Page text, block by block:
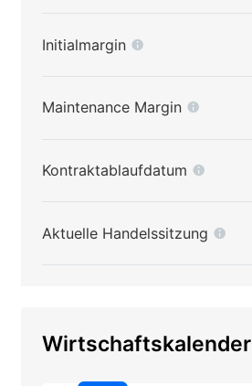
Initialmargin
Maintenance Margin
Kontraktablaufdatum
Aktuelle Handelssitzung
Wirtschaftskalender